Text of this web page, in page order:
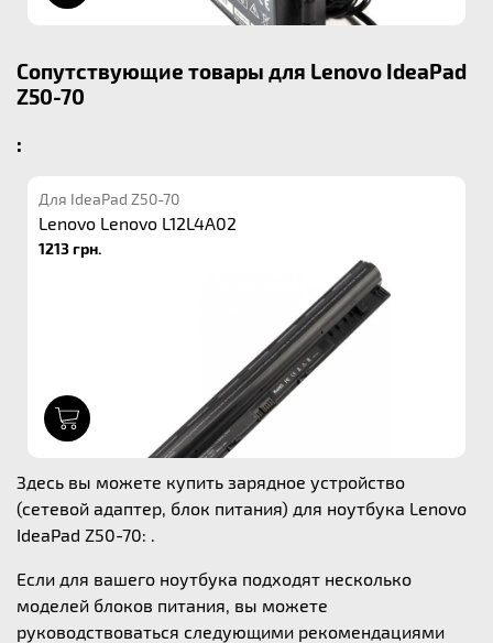
Сопутствующие товары для Lenovo IdeaPad
Z50-70
:
Для IdeaPad Z50-70
Lenovo Lenovo L12L4A02
1213 грн.
Здесь вы можете купить зарядное устройство
(сетевой адаптер, блок питания) для ноутбука Lenovo
IdeaPad Z50-70: .
Если для вашего ноутбука подходят несколько
моделей блоков питания, вы можете
руководствоваться следующими рекомендациями